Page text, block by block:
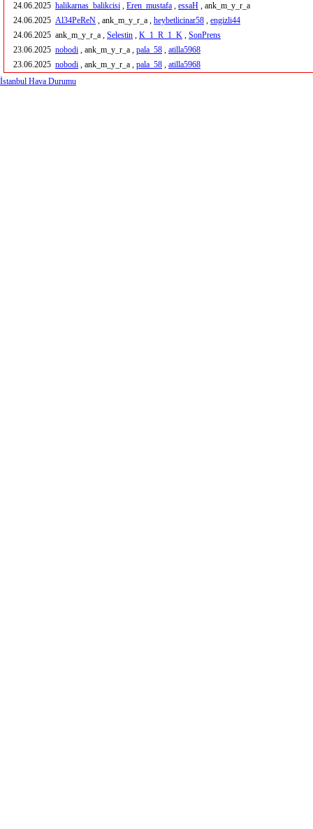
24.06.2025 halikarnas_balikcisi , Eren_mustafa , essaH , ank_m_y_r_a
24.06.2025 Al34PeReN , ank_m_y_r_a , heybetlicinar58 , engizli44
24.06.2025 ank_m_y_r_a , Selestin , K_1_R_1_K , SonPrens
23.06.2025 nobodi , ank_m_y_r_a , pala_58 , atilla5968
23.06.2025 nobodi , ank_m_y_r_a , pala_58 , atilla5968
İstanbul Hava Durumu